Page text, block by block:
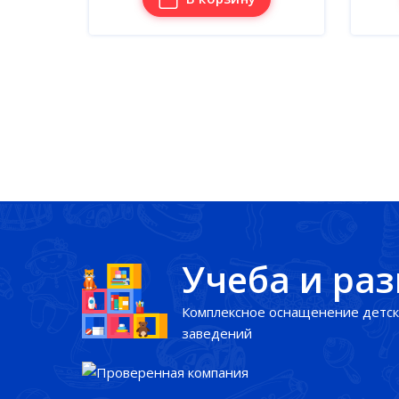
Учеба и
Комплексное оснащенение
заведений